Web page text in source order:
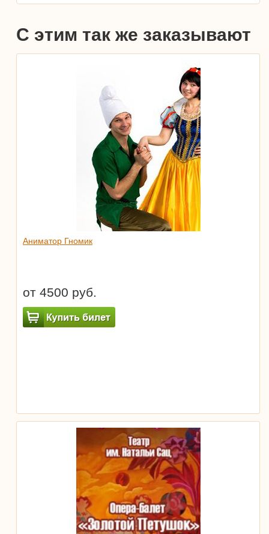
С этим так же заказывают
Аниматор Гномик
от 4500 руб.